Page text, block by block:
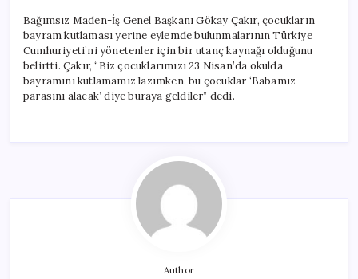
Bağımsız Maden-İş Genel Başkanı Gökay Çakır, çocukların
bayram kutlaması yerine eylemde bulunmalarının Türkiye
Cumhuriyeti’ni yönetenler için bir utanç kaynağı olduğunu
belirtti. Çakır, “Biz çocuklarımızı 23 Nisan’da okulda
bayramını kutlamamız lazımken, bu çocuklar ‘Babamız
parasını alacak’ diye buraya geldiler” dedi.
Author